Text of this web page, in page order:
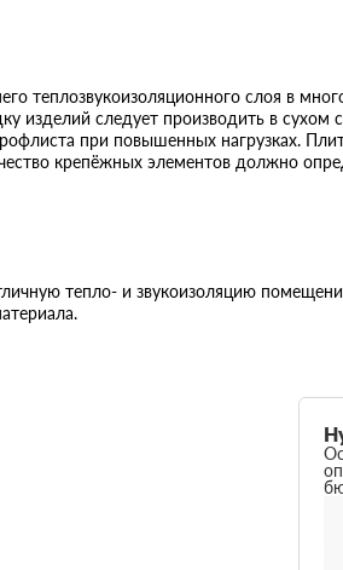
теплозвукоизоляционного слоя в
изделий следует производить в сухом
при повышенных нагрузках.
крепёжных элементов должно
тепло- и звукоизоляцию